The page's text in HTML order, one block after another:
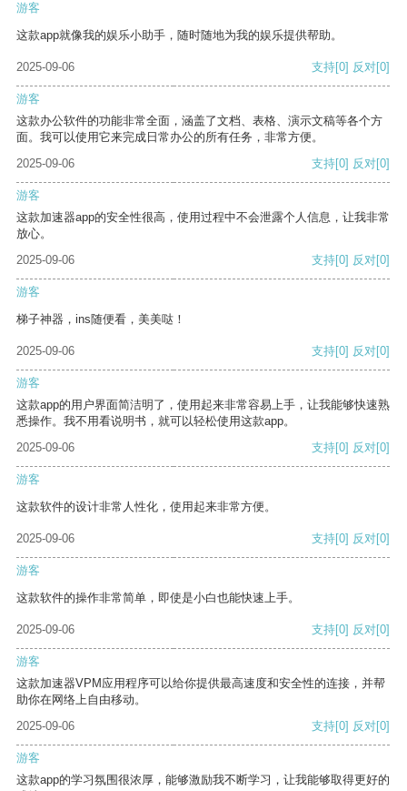
游客
这款app就像我的娱乐小助手，随时随地为我的娱乐提供帮助。
2025-09-06 支持[0] 反对[0]
游客
这款办公软件的功能非常全面，涵盖了文档、表格、演示文稿等各个方
面。我可以使用它来完成日常办公的所有任务，非常方便。
2025-09-06
支持[0] 反对[0]
游客
这款加速器app的安全性很高，使用过程中不会泄露个人信息，让我非常
放心。
2025-09-06
支持[0] 反对[0]
游客
梯子神器，ins随便看，美美哒！
2025-09-06 支持[0] 反对[0]
游客
这款app的用户界面简洁明了，使用起来非常容易上手，让我能够快速熟
悉操作。我不用看说明书，就可以轻松使用这款app。
2025-09-06
支持[0] 反对[0]
游客
这款软件的设计非常人性化，使用起来非常方便。
2025-09-06 支持[0] 反对[0]
游客
这款软件的操作非常简单，即使是小白也能快速上手。
2025-09-06 支持[0] 反对[0]
游客
这款加速器VPM应用程序可以给你提供最高速度和安全性的连接，并帮
助你在网络上自由移动。
2025-09-06
支持[0] 反对[0]
游客
这款app的学习氛围很浓厚，能够激励我不断学习，让我能够取得更好的